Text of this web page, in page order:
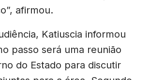
afirmou.
Katiuscia informou
passo será uma reunião
do Estado para discutir